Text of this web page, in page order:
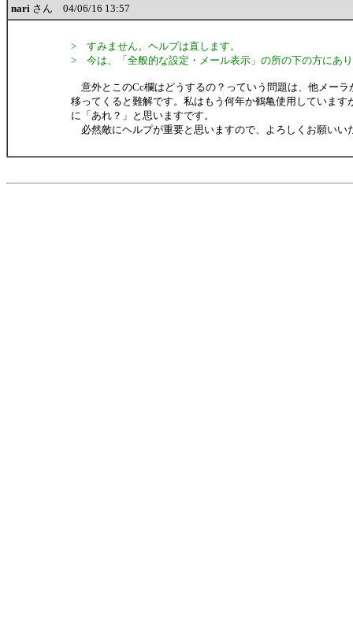
nari さん 04/06/16 13:57
> すみません。ヘルプは直します。
> 今は、「全般的な設定・メール表示」の所の下の方にあ
意外とこのCc欄はどうするの？っていう問題は、他メーラ
移ってくると難解です。私はもう何年か鶴亀使用しています
に「あれ？」と思いますです。
必然敵にヘルプが重要と思いますので、よろしくお願いい